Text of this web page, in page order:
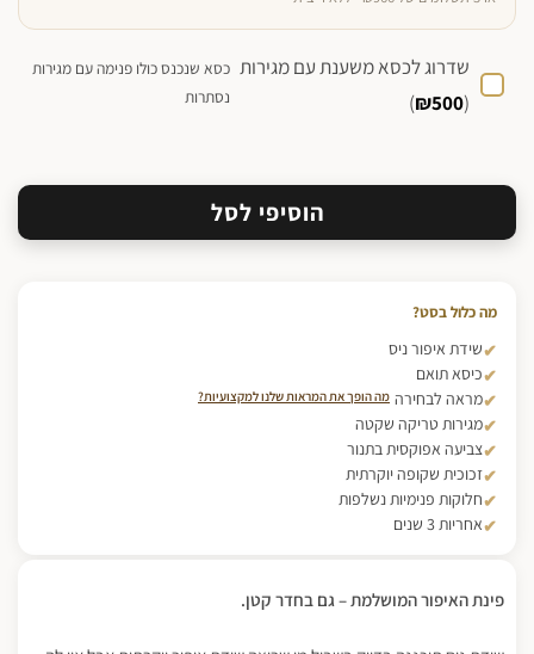
שדרוג לכסא משענת עם מגירות
(
₪500
)
כסא שנכנס כולו פנימה עם מגירות
נסתרות
הוסיפי לסל
מה כלול בסט?
שידת איפור ניס
כיסא תואם
מראה לבחירה מה הופך את המראות שלנו למקצועיות?
מגירות טריקה שקטה
צביעה אפוקסית בתנור
זכוכית שקופה יוקרתית
חלוקות פנימיות נשלפות
אחריות 3 שנים
פינת האיפור המושלמת – גם בחדר קטן.